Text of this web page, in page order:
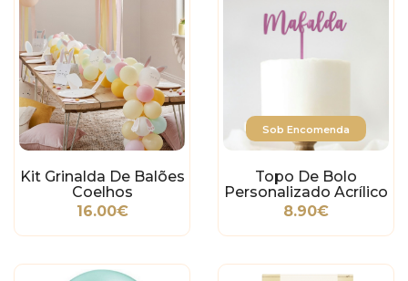
Kit Grinalda De Balões
Coelhos
16.00€
Sob Encomenda
Topo De Bolo
Personalizado Acrílico
Espelhado E Mate - 1
8.90€